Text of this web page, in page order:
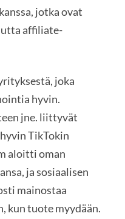
jotka ovat
affiliate-
joka
hyvin.
jne. liittyvät
TikTokin
aloitti oman
ja sosiaalisen
mainostaa
kun tuote myydään.